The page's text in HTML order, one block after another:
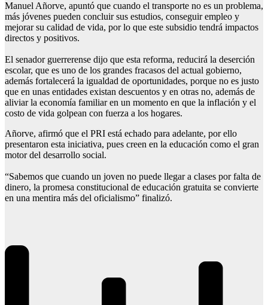
Manuel Añorve, apuntó que cuando el transporte no es un problema,
más jóvenes pueden concluir sus estudios, conseguir empleo y
mejorar su calidad de vida, por lo que este subsidio tendrá impactos
directos y positivos.
El senador guerrerense dijo que esta reforma, reducirá la deserción
escolar, que es uno de los grandes fracasos del actual gobierno,
además fortalecerá la igualdad de oportunidades, porque no es justo
que en unas entidades existan descuentos y en otras no, además de
aliviar la economía familiar en un momento en que la inflación y el
costo de vida golpean con fuerza a los hogares.
Añorve, afirmó que el PRI está echado para adelante, por ello
presentaron esta iniciativa, pues creen en la educación como el gran
motor del desarrollo social.
“Sabemos que cuando un joven no puede llegar a clases por falta de
dinero, la promesa constitucional de educación gratuita se convierte
en una mentira más del oficialismo” finalizó.